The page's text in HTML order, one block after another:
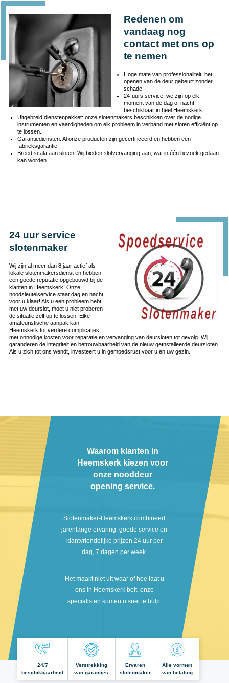
Redenen om
vandaag nog
contact met ons op
te nemen
Hoge mate van professionaliteit: het
openen van de deur gebeurt zonder
schade.
24-uurs service: we zijn op elk
moment van de dag of nacht
beschikbaar in heel Heemskerk.
Uitgebreid dienstenpakket: onze slotenmakers beschikken over de nodige
instrumenten en vaardigheden om elk probleem in verband met sloten efficiënt op
te lossen.
Garantiediensten: Al onze producten zijn gecertificeerd en hebben een
fabrieksgarantie.
Breed scala aan sloten: Wij bieden slotvervanging aan, wat in één bezoek gedaan
kan worden.
24 uur service
slotenmaker
Wij zijn al meer dan 8 jaar actief als
lokale slotenmakersdienst en hebben
een goede reputatie opgebouwd bij de
klanten in Heemskerk. Onze
noodsleutelservice staat dag en nacht
voor u klaar! Als u een probleem hebt
met uw deurslot, moet u niet proberen
de situatie zelf op te lossen. Elke
amateuristische aanpak kan
Heemskerk tot verdere complicaties,
met onnodige kosten voor reparatie en vervanging van deursloten tot gevolg. Wij
garanderen de integriteit en betrouwbaarheid van de nieuw geïnstalleerde deursloten.
Als u zich tot ons wendt, investeert u in gemoedsrust voor u en uw gezin.
Waarom klanten in
Heemskerk kiezen voor
onze nooddeur
opening service.
Slotenmaker-Heemskerk combineert
jarenlange ervaring, goede service en
klantvriendelijke prijzen 24 uur per
dag, 7 dagen per week.
Het maakt niet uit waar of hoe laat u
ons in Heemskerk belt, onze
specialisten komen u snel te hulp.
24/7
beschikbaarheid
Verstrekking
van garanties
Ervaren
slotenmaker
Alle vormen
van betaling